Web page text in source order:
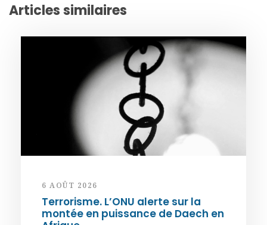
Articles similaires
6 AOÛT 2026
Terrorisme. L’ONU alerte sur la
montée en puissance de Daech en